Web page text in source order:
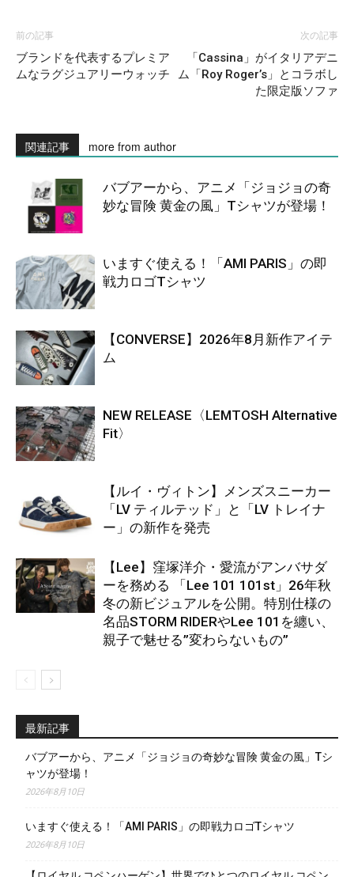
前の記事
ブランドを代表するプレミア
ムなラグジュアリーウォッチ
次の記事
「Cassina」がイタリアデニ
ム「Roy Roger’s」とコラボし
た限定版ソファ
関連記事 more from author
バブアーから、アニメ「ジョジョの奇
妙な冒険 黄金の風」Tシャツが登場！
いますぐ使える！「AMI PARIS」の即
戦力ロゴTシャツ
【CONVERSE】2026年8月新作アイテ
ム
NEW RELEASE〈LEMTOSH Alternative
Fit〉
【ルイ・ヴィトン】メンズスニーカー
「LV ティルテッド」と「LV トレイナ
ー」の新作を発売
【Lee】窪塚洋介・愛流がアンバサダ
ーを務める 「Lee 101 101st」26年秋
冬の新ビジュアルを公開。特別仕様の
名品STORM RIDERやLee 101を纏い、
親子で魅せる”変わらないもの”
最新記事
バブアーから、アニメ「ジョジョの奇妙な冒険 黄金の風」Tシ
ャツが登場！
2026年8月10日
いますぐ使える！「AMI PARIS」の即戦力ロゴTシャツ
2026年8月10日